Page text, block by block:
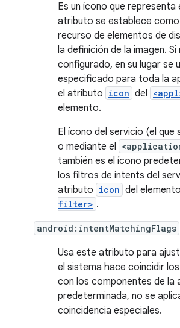
Es un ícono que representa
atributo se establece
recurso de elementos de
la definición de la imagen.
configurado, en su lugar se
especificado para toda la
el atributo icon del
elemento.
El ícono del servicio (el que
o mediante el
también es el ícono
los filtros de intents del
atributo icon del elemento
filter> .
android:intentMatchingFlags
Usa este atributo para
el sistema hace coincidir
con los componentes de la
predeterminada, no se
coincidencia especiales.